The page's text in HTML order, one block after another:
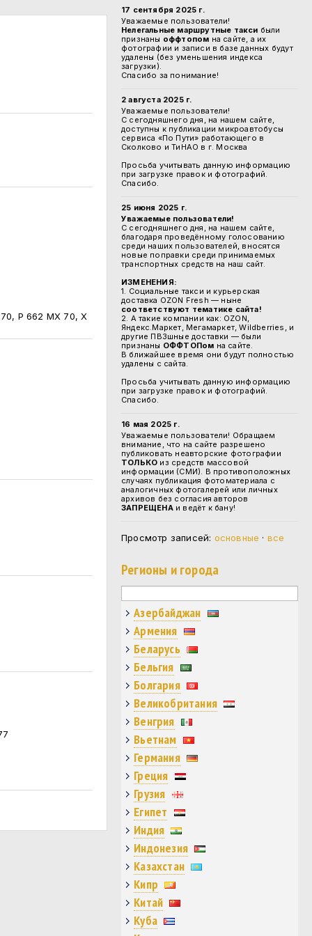
70, Р 662 МХ 70, Х
17 сентября 2025 г.
Уважаемые пользователи!
Нелегальные маршрутные такси были
признаны оффтопом на сайте, а их
фотографии и записи в базе данных будут
удалены (без уменьшения индекса
загрузки).
Спасибо за понимание!
2 августа 2025 г.
Уважаемые пользователи!
С сегодняшнего дня, на нашем сайте,
доступны к публикации микроавтобусы
сервиса «По Пути» работающего в
Сколково и ТиНАО в г. Москва
Просьба учитывать данную информацию
при загрузке правок и фотографий.
Спасибо.
25 июня 2025 г.
Уважаемые пользователи!
С сегодняшнего дня, на нашем сайте,
благодаря проведённому голосованию
среди наших пользователей, вносятся
новые поправки среди принимаемых
транспортных средств на наш сайт.
ИЗМЕНЕНИЯ:
1. Социальные такси и курьерская
доставка OZON Fresh — ныне
соответствуют тематике сайта!
2. А такие компании как: OZON,
Яндекс.Маркет, Мегамаркет, Wildberries, и
другие ПВЗшные доставки — были
признаны ОФФТОПом на сайте.
В ближайшее время они будут полностью
удалены с сайта.
Просьба учитывать данную информацию
при загрузке правок и фотографий.
Спасибо.
16 мая 2025 г.
Уважаемые пользователи! Обращаем
внимание, что на сайте разрешено
публиковать неавторские фотографии
ТОЛЬКО из средств массовой
информации (СМИ). В противоположных
случаях публикация фотоматериала с
аналогичных фотогалерей или личных
архивов без согласия авторов
ЗАПРЕЩЕНАи ведёт к бану!
Просмотр записей: основные · все
Регионы и города
Азербайджан
Армения
Беларусь
Бельгия
Болгария
Великобритания
Венгрия
Вьетнам
Германия
Греция
Грузия
Египет
Индия
Индонезия
Казахстан
Кипр
Китай
Куба